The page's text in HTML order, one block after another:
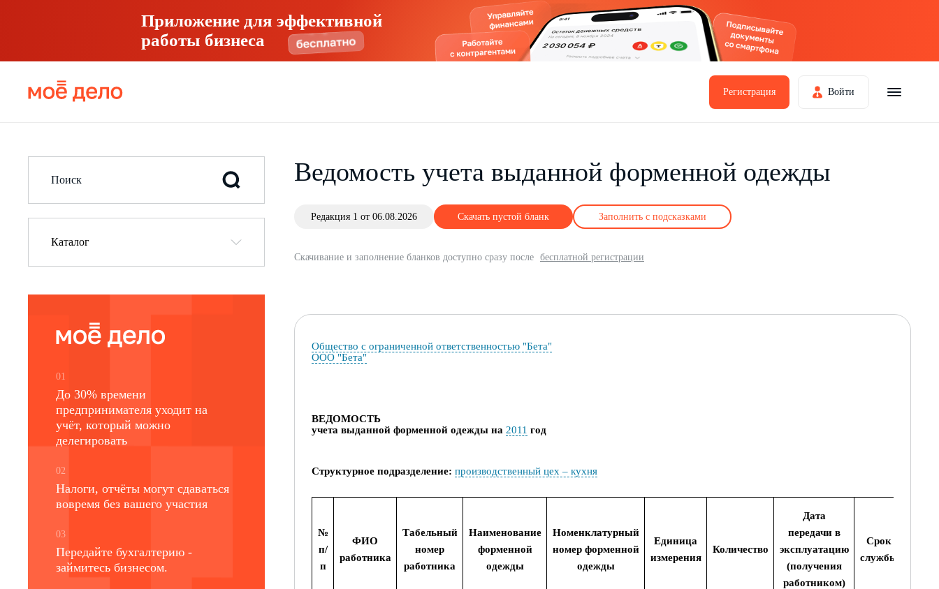
Приложение для эффективной
работы бизнеса
Регистрация Войти
Каталог
01
До 30% времени
предпринимателя уходит на
учёт, который можно
делегировать
02
Налоги, отчёты могут сдаваться
вовремя без вашего участия
03
Передайте бухгалтерию -
займитесь бизнесом.
Ведомость учета выданной форменной одежды
Редакция 1 от 06.08.2026 Скачать пустой бланк Заполнить с подсказками
Скачивание и заполнение бланков доступно сразу после бесплатной регистрации
Общество с ограниченной ответственностью "Бета"
ООО "Бета"
ВЕДОМОСТЬ
учета выданной форменной одежды на 2011 год
Структурное подразделение: производственный цех – кухня
№
п/
п
ФИО
работника
Табельный
номер
работника
Наименование
форменной
одежды
Номенклатурный
номер форменной
одежды
Единица
измерения
Количество
Дата
передачи в
эксплуатацию
(получения
работником)
Срок
службы